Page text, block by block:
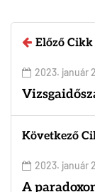
Előző Cikk
2023. január
Következő
2023. január
A